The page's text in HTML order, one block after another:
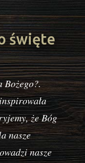
święte
Bożego?.
że Bóg
nasze
nasze